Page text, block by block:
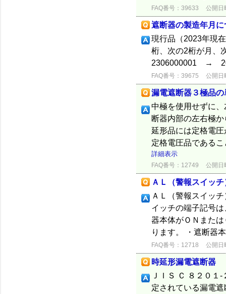
FAQ番号：39633 公開日
遮断器の製造年月に
現行品（2023年現
桁、次の2桁が月
2306000001 →
FAQ番号：39675 公開日
漏電遮断器３極品
中極を使用せずに
断器内部の左右極
延形品には定格電
定格電圧品である
詳細表示
FAQ番号：12749 公開日
ＡＬ（警報スイッチ
ＡＬ（警報スイッ
イッチの端子記号
器本体がＯＮまた
ります。 ・遮断器
FAQ番号：12718 公開日
時延形漏電遮断器
ＪＩＳ Ｃ ８２０
定されている漏電